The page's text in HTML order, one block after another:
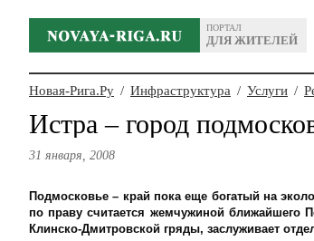
ПОРТАЛ
ДЛЯ ЖИТЕЛЕЙ
Новая-Рига.Ру / Инфраструктура / Услуги /
Истра – город
31 января, 2008
Подмосковье – край пока еще богатый на
по праву считается жемчужиной
Клинско-Дмитровской гряды, заслуживает